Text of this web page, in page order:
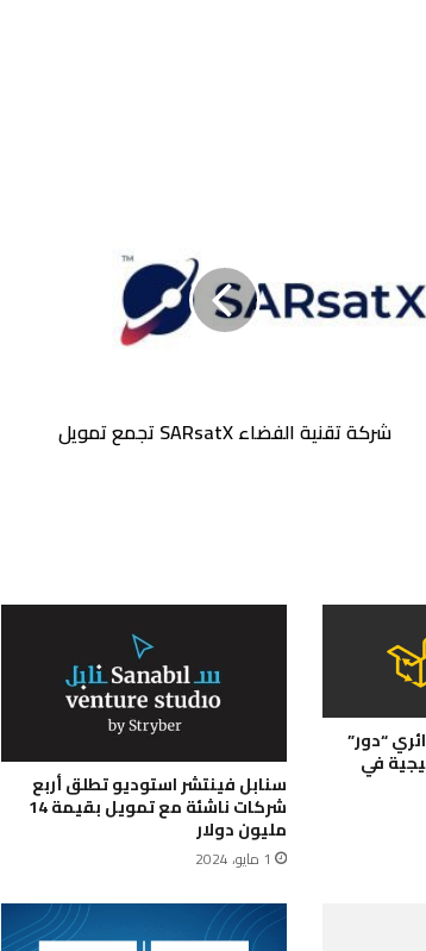
شركة تقنية الفضاء SARsatX تجمع تمويل
“دور”
في
سنابل فينتشر استوديو تطلق أربع
شركات ناشئة مع تمويل بقيمة 14
مليون دولار
1 مايو، 2024